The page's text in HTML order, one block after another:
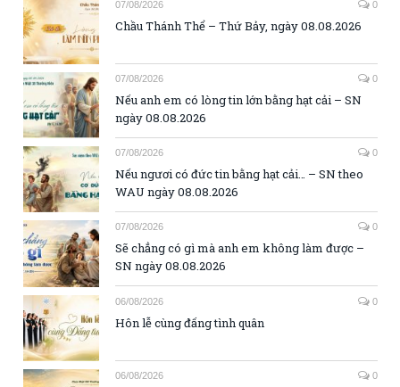
07/08/2026 0
Chầu Thánh Thể – Thứ Bảy, ngày 08.08.2026
07/08/2026 0
Nếu anh em có lòng tin lớn bằng hạt cải – SN
ngày 08.08.2026
07/08/2026 0
Nếu ngươi có đức tin bằng hạt cải… – SN theo
WAU ngày 08.08.2026
07/08/2026 0
Sẽ chẳng có gì mà anh em không làm được –
SN ngày 08.08.2026
06/08/2026 0
Hôn lễ cùng đấng tình quân
06/08/2026 0